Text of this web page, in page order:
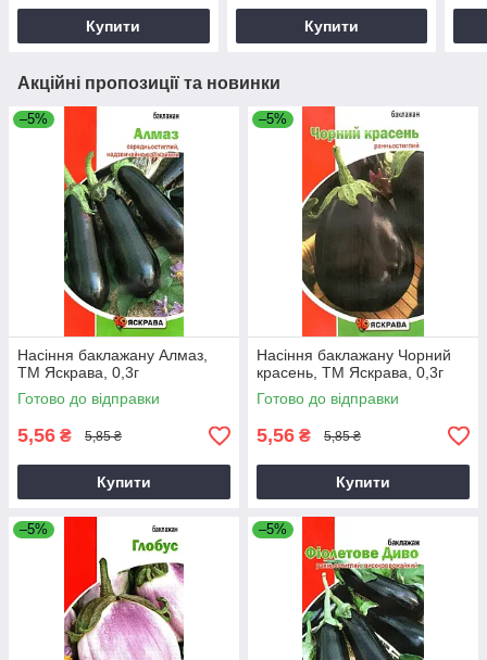
Купити Купити
Акційні пропозиції та новинки
–5%
Насіння баклажану Алмаз,
ТМ Яскрава, 0,3г
Готово до відправки
5,56 ₴ 5,85 ₴
Купити
–5%
Насіння баклажану Чорний
красень, ТМ Яскрава, 0,3г
Готово до відправки
5,56 ₴ 5,85 ₴
Купити
–5% –5%